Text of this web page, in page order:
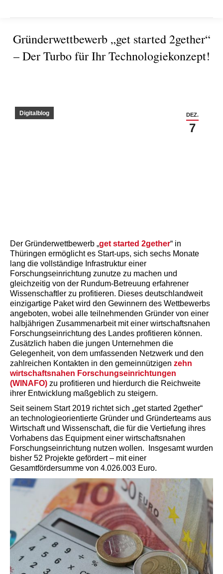
Gründerwettbewerb „get started 2gether“
– Der Turbo für Ihr Technologiekonzept!
DEZ.
7
Digitalblog
Der Gründerwettbewerb „get started 2gether“ in
Thüringen ermöglicht es Start-ups, sich sechs Monate
lang die vollständige Infrastruktur einer
Forschungseinrichtung zunutze zu machen und
gleichzeitig von der Rundum-Betreuung erfahrener
Wissenschaftler zu profitieren. Dieses deutschlandweit
einzigartige Paket wird den Gewinnern des Wettbewerbs
angeboten, wobei alle teilnehmenden Gründer von einer
halbjährigen Zusammenarbeit mit einer wirtschaftsnahen
Forschungseinrichtung des Landes profitieren können.
Zusätzlich haben die jungen Unternehmen die
Gelegenheit, von dem umfassenden Netzwerk und den
zahlreichen Kontakten in den gemeinnützigen zehn
wirtschaftsnahen Forschungseinrichtungen
(WINAFO) zu profitieren und hierdurch die Reichweite
ihrer Entwicklung maßgeblich zu steigern.
Seit seinem Start 2019 richtet sich „get started 2gether“
an technologieorientierte Gründer und Gründerteams aus
Wirtschaft und Wissenschaft, die für die Vertiefung ihres
Vorhabens das Equipment einer wirtschaftsnahen
Forschungseinrichtung nutzen wollen. Insgesamt wurden
bisher 52 Projekte gefördert – mit einer
Gesamtfördersumme von 4.026.003 Euro.